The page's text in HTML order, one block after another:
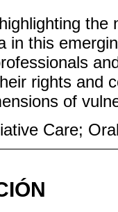
the
in this
rights and
of
Care;